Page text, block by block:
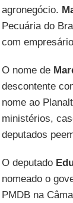
agronegócio.
Pecuária do
com
O nome de
descontente
nome ao
ministérios,
deputados
O deputado
nomeado o
PMDB na